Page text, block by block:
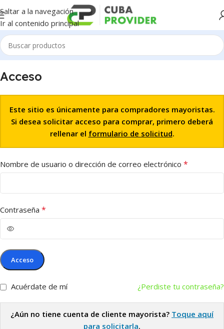
Saltar a la navegación
Ir al contenido principal
Acceso
Este sitio es únicamente para compradores mayoristas.
Si desea solicitar acceso para comprar, primero deberá
rellenar el formulario de solicitud.
Nombre de usuario o dirección de correo electrónico *
Contraseña *
Acceso
¿Perdiste tu contraseña?
Acuérdate de mí
¿Aún no tiene cuenta de cliente mayorista? Toque aquí
para solicitarla.